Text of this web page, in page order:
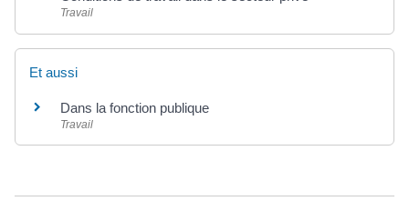
Travail
Et aussi
Dans la fonction publique
Travail